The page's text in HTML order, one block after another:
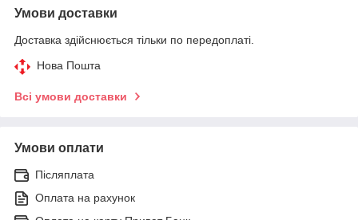
Умови доставки
Доставка здійснюється тільки по передоплаті.
Нова Пошта
Всі умови доставки
Умови оплати
Післяплата
Оплата на рахунок